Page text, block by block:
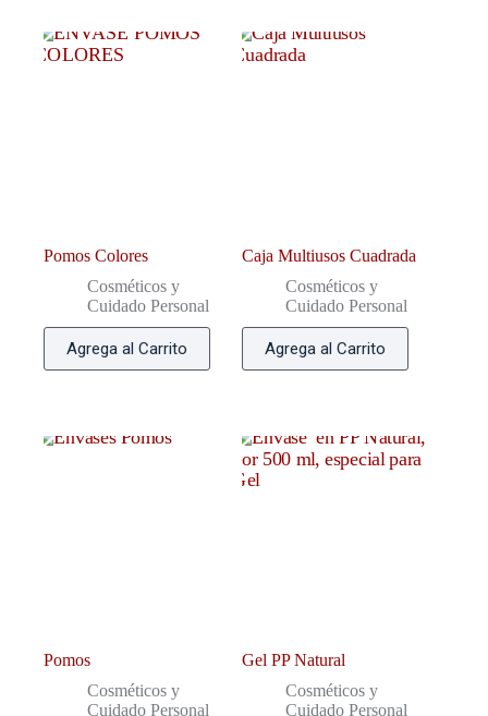
Pomos Colores
Cosméticos y
Cuidado Personal
Agrega al Carrito
Caja Multiusos Cuadrada
Cosméticos y
Cuidado Personal
Agrega al Carrito
Pomos
Cosméticos y
Cuidado Personal
Gel PP Natural
Cosméticos y
Cuidado Personal